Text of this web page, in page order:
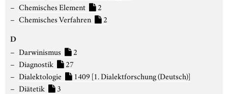
Chemisches Element
2
Chemisches Verfahren
2
D
Darwinismus
2
Diagnostik
27
Dialektologie
1409 [1. Dialektforschung (Deutsch)]
Diätetik
3